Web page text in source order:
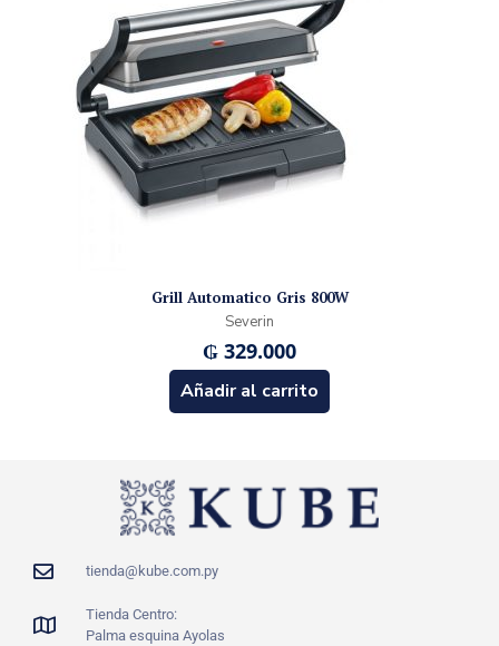
Grill Automatico Gris 800W
Severin
₲ 329.000
Añadir al carrito
tienda@kube.com.py
Tienda Centro:
Palma esquina Ayolas